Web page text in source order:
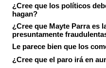
¿Cree que los políticos
hagan?
¿Cree que Mayte Parra es
presuntamente
Le parece bien que los
¿Cree que el paro irá en